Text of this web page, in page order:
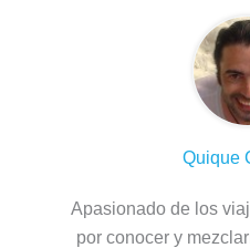
Quique
Apasionado de los
por conocer y